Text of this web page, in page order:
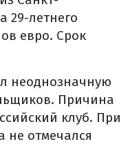
29-летнего
евро. Срок
неоднозначную
Причина
клуб. При
не отмечался